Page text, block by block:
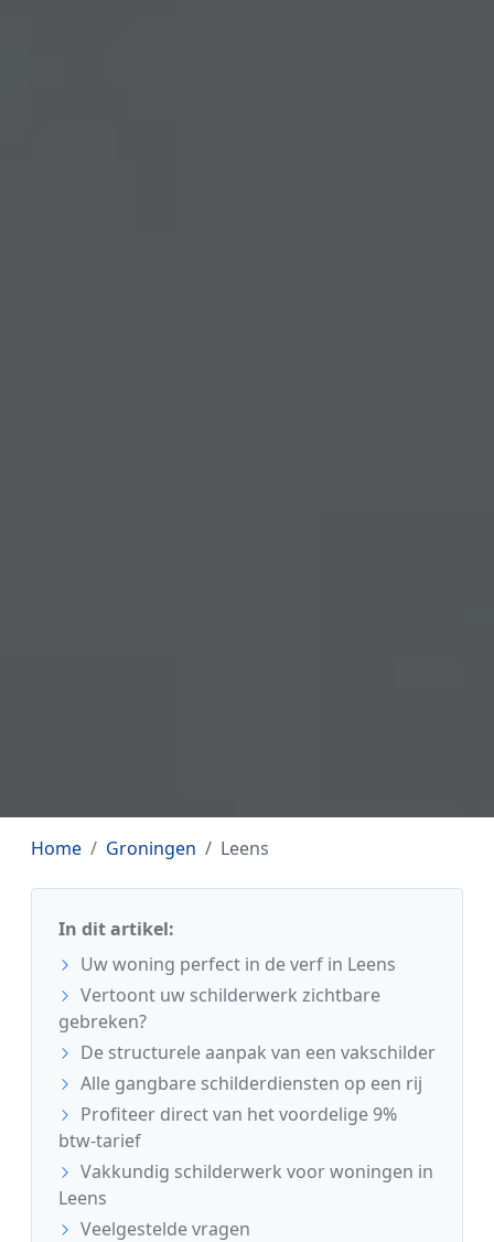
Home Groningen Leens
In dit artikel:
Uw woning perfect in de verf in Leens
Vertoont uw schilderwerk zichtbare
gebreken?
De structurele aanpak van een vakschilder
Alle gangbare schilderdiensten op een rij
Profiteer direct van het voordelige 9%
btw-tarief
Vakkundig schilderwerk voor woningen in
Leens
Veelgestelde vragen